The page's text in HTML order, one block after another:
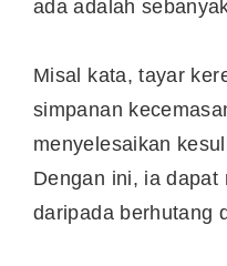
ada adalah
Misal kata, tayar
simpanan
menyelesaikan
Dengan ini, ia dapat
daripada berhutang